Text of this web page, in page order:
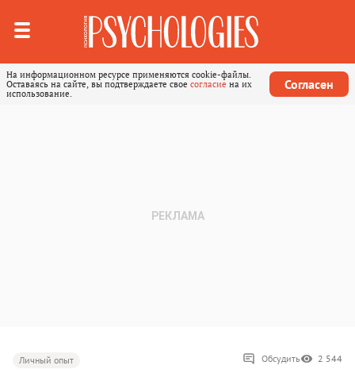
На информационном ресурсе применяются cookie-файлы.
Оставаясь на сайте, вы подтверждаете свое согласие на их
использование.
Согласен
Личный опыт Обсудить 2 544